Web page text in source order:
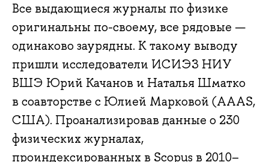
Все выдающиеся журналы по физике
оригинальны по-своему, все рядовые —
одинаково заурядны. К такому выводу
пришли исследователи ИСИЭЗ НИУ
ВШЭ Юрий Качанов и Наталья Шматко
в соавторстве с Юлией Марковой (AAAS,
США). Проанализировав данные о 230
физических журналах,
проиндексированных в Scopus в 2010–